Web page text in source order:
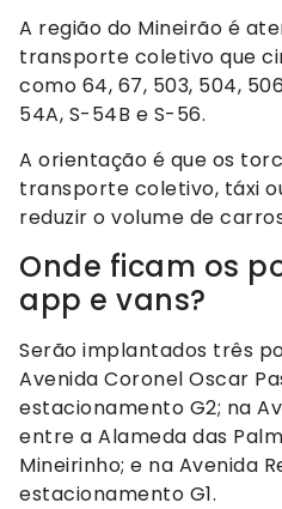
A região do Mineirão é
transporte coletivo que
como 64, 67, 503, 504,
54A, S-54B e S-56.
A orientação é que os
transporte coletivo, táxi
reduzir o volume de
Onde ficam os
app e vans?
Serão implantados três
Avenida Coronel Oscar
estacionamento G2; na
entre a Alameda das
Mineirinho; e na Avenida
estacionamento G1.